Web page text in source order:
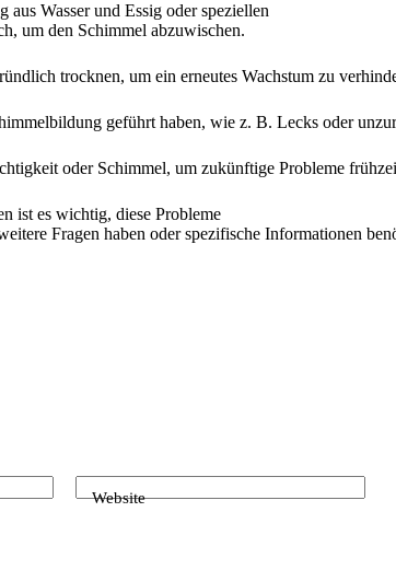
Wasser und Essig oder speziellen
um den Schimmel abzuwischen.
trocknen, um ein erneutes Wachstum zu
geführt haben, wie z. B. Lecks oder
oder Schimmel, um zukünftige Probleme
ist es wichtig, diese Probleme
Fragen haben oder spezifische Informationen
Website